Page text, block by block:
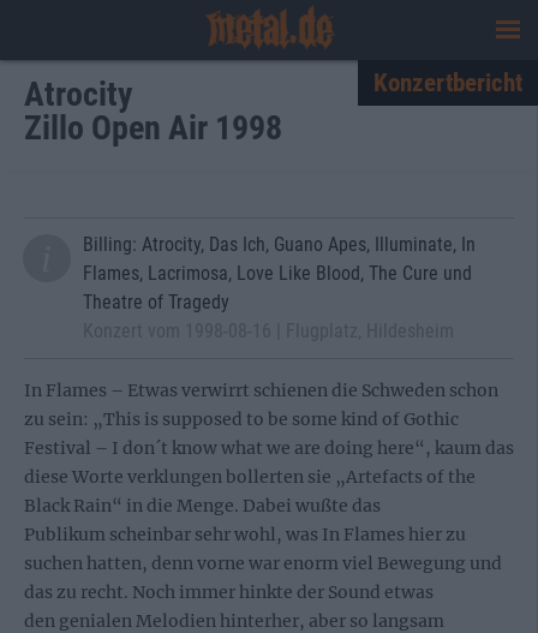
Atrocity
Zillo Open Air 1998
Konzertbericht
Billing: Atrocity, Das Ich, Guano Apes, Illuminate, In
Flames, Lacrimosa, Love Like Blood, The Cure und
Theatre of Tragedy
In Flames – Etwas verwirrt schienen die Schweden schon
zu sein: „This is supposed to be some kind of Gothic
Festival – I don´t know what we are doing here“, kaum das
diese Worte verklungen bollerten sie „Artefacts of the
Black Rain“ in die Menge. Dabei wußte das
Publikum scheinbar sehr wohl, was In Flames hier zu
suchen hatten, denn vorne war enorm viel Bewegung und
das zu recht. Noch immer hinkte der Sound etwas
den genialen Melodien hinterher, aber so langsam